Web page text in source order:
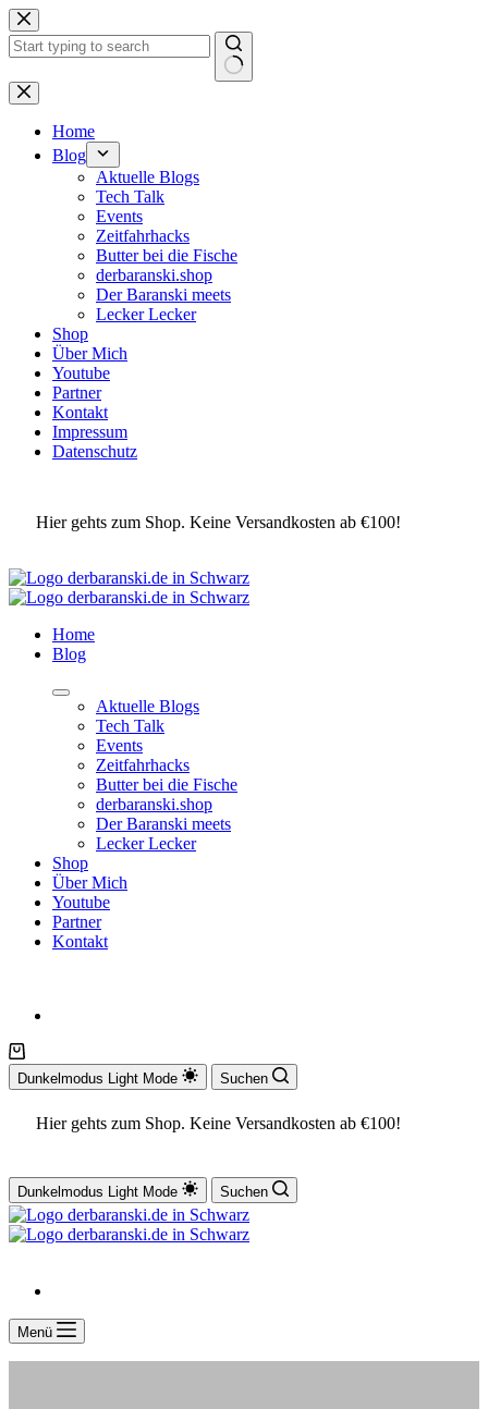
Zum
Inhalt
springen
Keine
Ergebnisse
Home
Blog
Aktuelle Blogs
Tech Talk
Events
Zeitfahrhacks
Butter bei die Fische
derbaranski.shop
Der Baranski meets
Lecker Lecker
Shop
Über Mich
Youtube
Partner
Kontakt
Impressum
Datenschutz
Hier gehts zum Shop. Keine Versandkosten ab €100!
Home
Blog
Aktuelle Blogs
Tech Talk
Events
Zeitfahrhacks
Butter bei die Fische
derbaranski.shop
Der Baranski meets
Lecker Lecker
Shop
Über Mich
Youtube
Partner
Kontakt
Dunkelmodus Light Mode Suchen
Hier gehts zum Shop. Keine Versandkosten ab €100!
Dunkelmodus Light Mode Suchen
Menü